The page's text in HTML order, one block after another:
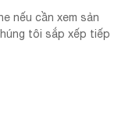
nếu cần xem sản
tôi sắp xếp tiếp